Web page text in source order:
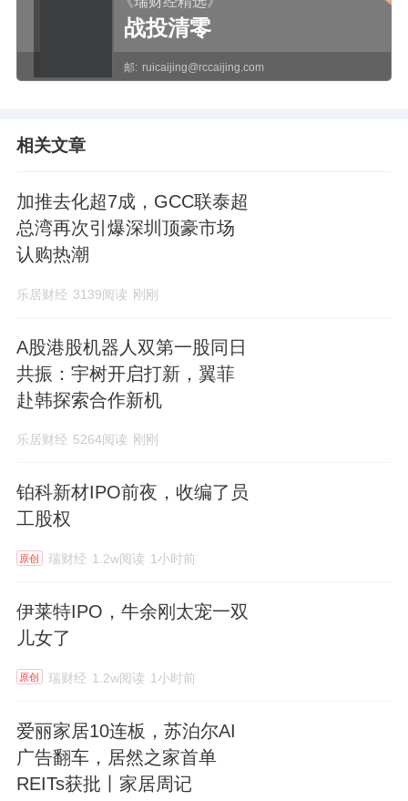
战投清零
邮: ruicaijing@rccaijing.com
相关文章
加推去化超7成，GCC联泰超
总湾再次引爆深圳顶豪市场
认购热潮
乐居财经 3139阅读 刚刚
A股港股机器人双第一股同日
共振：宇树开启打新，翼菲
赴韩探索合作新机
乐居财经 5264阅读 刚刚
铂科新材IPO前夜，收编了员
工股权
原创 瑞财经 1.2w阅读 1小时前
伊莱特IPO，牛余刚太宠一双
儿女了
原创 瑞财经 1.2w阅读 1小时前
爱丽家居10连板，苏泊尔AI
广告翻车，居然之家首单
REITs获批丨家居周记